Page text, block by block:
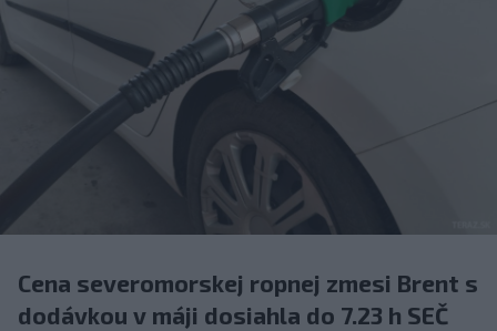
Cena severomorskej ropnej zmesi Brent s
dodávkou v máji dosiahla do 7.23 h SEČ